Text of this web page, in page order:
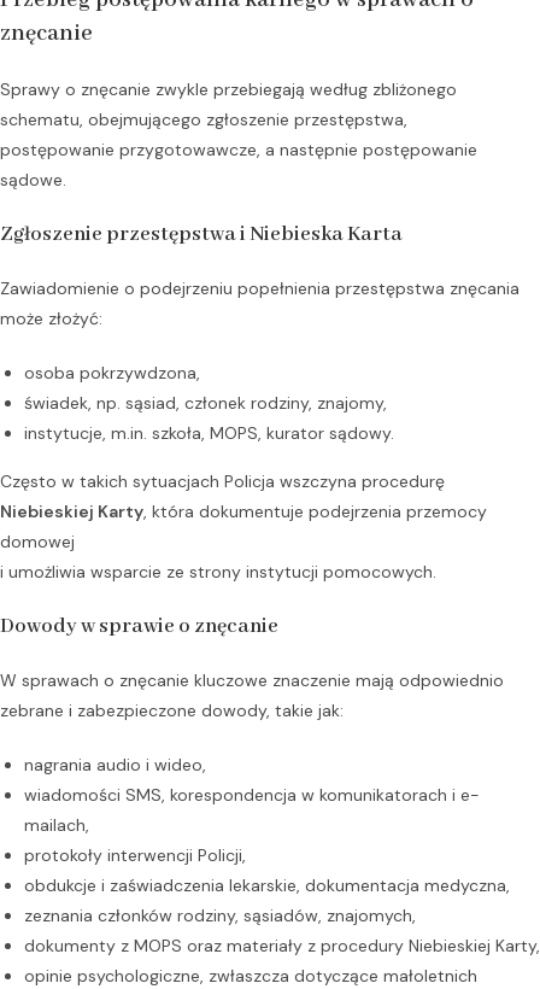
znęcanie
Sprawy o znęcanie zwykle przebiegają według zbliżonego
schematu, obejmującego zgłoszenie przestępstwa,
postępowanie przygotowawcze, a następnie postępowanie
sądowe.
Zgłoszenie przestępstwa i Niebieska Karta
Zawiadomienie o podejrzeniu popełnienia przestępstwa znęcania
może złożyć:
osoba pokrzywdzona,
świadek, np. sąsiad, członek rodziny, znajomy,
instytucje, m.in. szkoła, MOPS, kurator sądowy.
Często w takich sytuacjach Policja wszczyna procedurę
Niebieskiej Karty, która dokumentuje podejrzenia przemocy
domowej
i umożliwia wsparcie ze strony instytucji pomocowych.
Dowody w sprawie o znęcanie
W sprawach o znęcanie kluczowe znaczenie mają odpowiednio
zebrane i zabezpieczone dowody, takie jak:
nagrania audio i wideo,
wiadomości SMS, korespondencja w komunikatorach i e-
mailach,
protokoły interwencji Policji,
obdukcje i zaświadczenia lekarskie, dokumentacja medyczna,
zeznania członków rodziny, sąsiadów, znajomych,
dokumenty z MOPS oraz materiały z procedury Niebieskiej Karty,
opinie psychologiczne, zwłaszcza dotyczące małoletnich